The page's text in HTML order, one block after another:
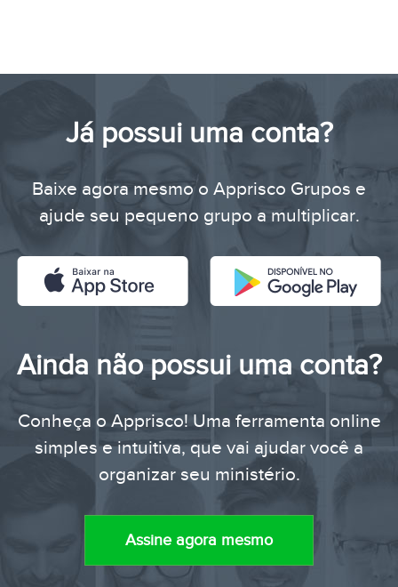
Já possui uma conta?
Baixe agora mesmo o Apprisco Grupos e
ajude seu pequeno grupo a multiplicar.
Ainda não possui uma conta?
Conheça o Apprisco! Uma ferramenta online
simples e intuitiva, que vai ajudar você a
organizar seu ministério.
Assine agora mesmo